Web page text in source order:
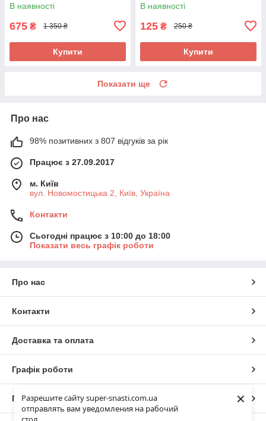
Разрешите сайту super-snasti.com.ua
отправлять вам уведомления на рабочий
×
В наявності
675 ₴ 1 350 ₴
Купити
В наявності
125 ₴ 250 ₴
Купити
Показати ще
Про нас
98% позитивних з 807 відгуків за рік
Працює з 27.09.2017
м. Київ
вул. Новомостицька 2, Київ, Україна
Контакти
Сьогодні працює з 10:00 до 18:00
Показати весь графік роботи
Про нас
Контакти
Доставка та оплата
Графік роботи
Повна версія сайту